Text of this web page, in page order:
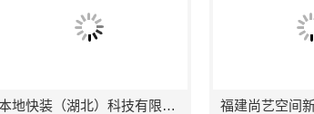
本地快装（湖北）科技有限公司